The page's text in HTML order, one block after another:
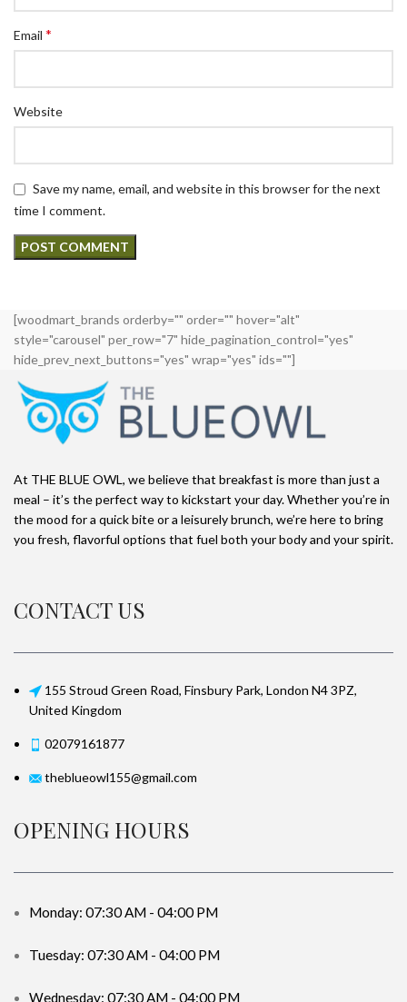
Email *
Website
Save my name, email, and website in this browser for the next
time I comment.
[woodmart_brands orderby="" order="" hover="alt"
style="carousel" per_row="7" hide_pagination_control="yes"
hide_prev_next_buttons="yes" wrap="yes" ids=""]
At THE BLUE OWL, we believe that breakfast is more than just a
meal – it’s the perfect way to kickstart your day. Whether you’re in
the mood for a quick bite or a leisurely brunch, we’re here to bring
you fresh, flavorful options that fuel both your body and your spirit.
CONTACT US
155 Stroud Green Road, Finsbury Park, London N4 3PZ,
United Kingdom
02079161877
theblueowl155@gmail.com
OPENING HOURS
Monday: 07:30 AM - 04:00 PM
Tuesday: 07:30 AM - 04:00 PM
Wednesday: 07:30 AM - 04:00 PM